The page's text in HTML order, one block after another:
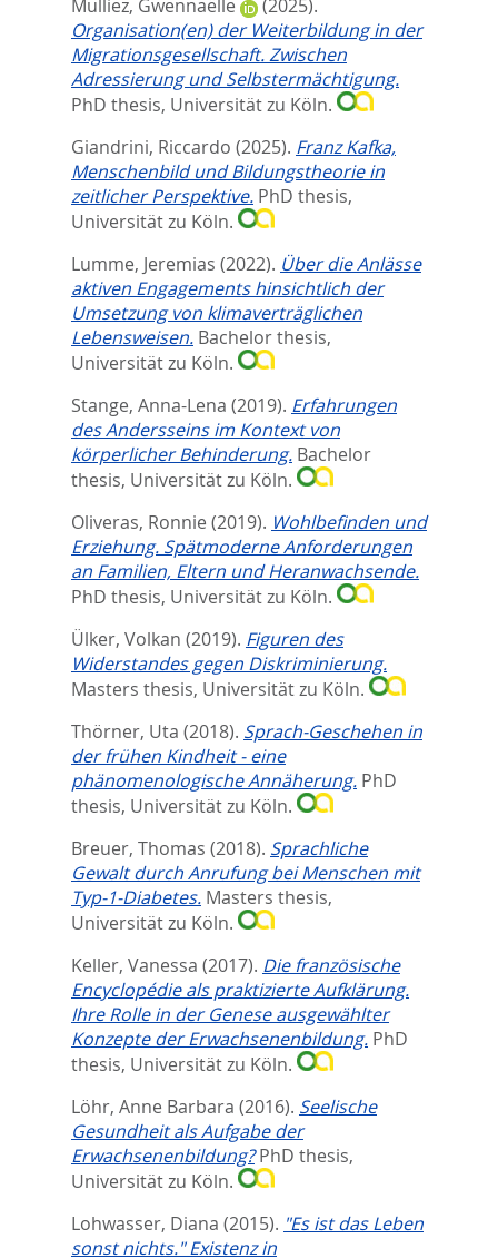
Mulliez, Gwennaëlle
(2025).
Organisation(en) der Weiterbildung in der
Migrationsgesellschaft. Zwischen
Adressierung und Selbstermächtigung.
PhD thesis, Universität zu Köln.
Giandrini, Riccardo (2025). Franz Kafka,
Menschenbild und Bildungstheorie in
zeitlicher Perspektive. PhD thesis,
Universität zu Köln.
Lumme, Jeremias (2022). Über die Anlässe
aktiven Engagements hinsichtlich der
Umsetzung von klimaverträglichen
Lebensweisen. Bachelor thesis,
Universität zu Köln.
Stange, Anna-Lena (2019). Erfahrungen
des Andersseins im Kontext von
körperlicher Behinderung. Bachelor
thesis, Universität zu Köln.
Oliveras, Ronnie (2019). Wohlbefinden und
Erziehung. Spätmoderne Anforderungen
an Familien, Eltern und Heranwachsende.
PhD thesis, Universität zu Köln.
Ülker, Volkan (2019). Figuren des
Widerstandes gegen Diskriminierung.
Masters thesis, Universität zu Köln.
Thörner, Uta (2018). Sprach-Geschehen in
der frühen Kindheit - eine
phänomenologische Annäherung. PhD
thesis, Universität zu Köln.
Breuer, Thomas (2018). Sprachliche
Gewalt durch Anrufung bei Menschen mit
Typ-1-Diabetes. Masters thesis,
Universität zu Köln.
Keller, Vanessa (2017). Die französische
Encyclopédie als praktizierte Aufklärung.
Ihre Rolle in der Genese ausgewählter
Konzepte der Erwachsenenbildung. PhD
thesis, Universität zu Köln.
Löhr, Anne Barbara (2016). Seelische
Gesundheit als Aufgabe der
Erwachsenenbildung? PhD thesis,
Universität zu Köln.
Lohwasser, Diana (2015). "Es ist das Leben
sonst nichts." Existenz in